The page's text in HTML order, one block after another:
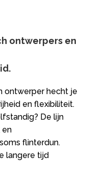
ontwerpers en
ontwerper hecht je
en flexibiliteit.​
De lijn
en
flinterdun.​
langere tijd